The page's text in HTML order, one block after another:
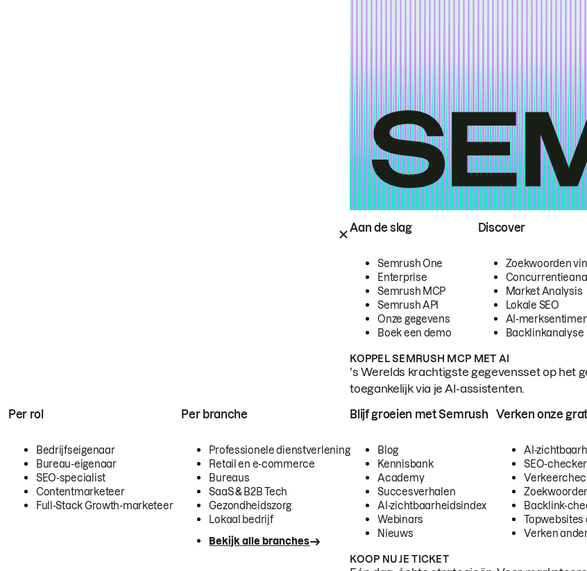
Aan de slag
Semrush One
Enterprise
Semrush MCP
Semrush API
Onze gegevens
Boek een demo
Discover
Zoekwoorden
Market Analysis
Lokale SEO
AI-
Backlinkanalyse
KOPPEL SEMRUSH MCP MET AI
's Werelds krachtigste gegevensset op het
toegankelijk via je AI-assistenten.
Per rol
Bedrijfseigenaar
Bureau-eigenaar
SEO-specialist
Contentmarketeer
Full-Stack Growth-marketeer
Per branche
Professionele dienstverlening
Retail en e-commerce
Bureaus
SaaS & B2B Tech
Gezondheidszorg
Lokaal bedrijf
Bekijk alle branches
Blijf groeien met Semrush
Blog
Kennisbank
Academy
Succesverhalen
AI-zichtbaarheidsindex
Webinars
Nieuws
Verken onze
AI-
SEO-checker
Backlink-
Topwebsites
Verken
KOOP NU JE TICKET